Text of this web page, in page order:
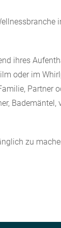
ihres
oder im
Partner
Bademäntel,
zu